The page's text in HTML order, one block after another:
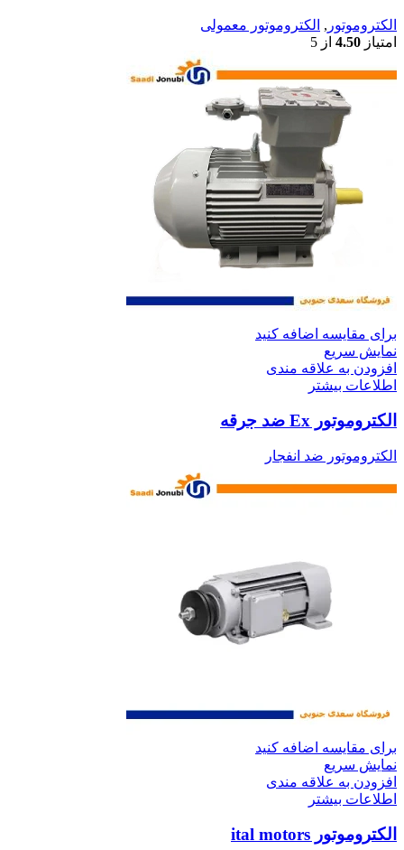
الکتروموتور , الکتروموتور معمولی
امتیاز 4.50 از 5
برای مقایسه اضافه کنید
نمایش سریع
افزودن به علاقه مندی
اطلاعات بیشتر
الکتروموتور Ex ضد جرقه
الکتروموتور ضد انفجار
برای مقایسه اضافه کنید
نمایش سریع
افزودن به علاقه مندی
اطلاعات بیشتر
الکتروموتور ital motors